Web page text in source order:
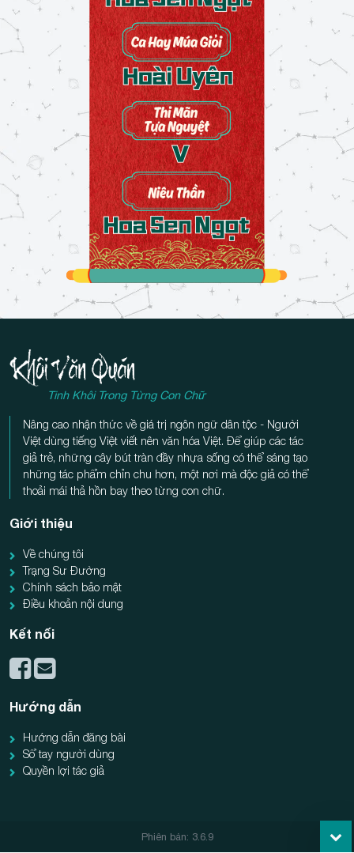
Tinh Khôi Trong Từng Con Chữ
Nâng cao nhận thức về giá trị ngôn ngữ dân tộc - Người
Việt dùng tiếng Việt viết nên văn hóa Việt. Để giúp các tác
giả trẻ, những cây bút tràn đầy nhựa sống có thể sáng tạo
những tác phẩm chỉn chu hơn, một nơi mà độc giả có thể
thoải mái thả hồn bay theo từng con chữ.
Giới thiệu
Về chúng tôi
Trạng Sư Đường
Chính sách bảo mật
Điều khoản nội dung
Kết nối
Hướng dẫn
Hướng dẫn đăng bài
Sổ tay người dùng
Quyền lợi tác giả
Phiên bản: 3.6.9